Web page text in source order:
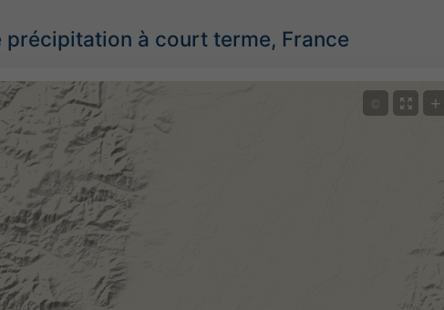
précipitation à court terme, France
© +